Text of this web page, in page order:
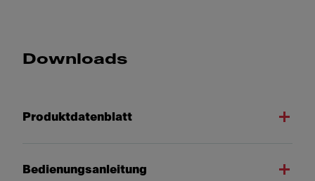
Downloads
Produktdatenblatt
Bedienungsanleitung